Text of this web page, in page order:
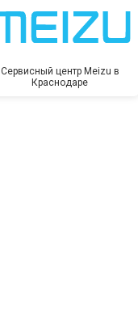
Сервисный центр Meizu в
Краснодаре